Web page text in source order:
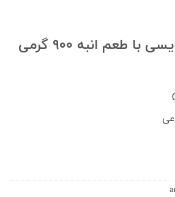
طعم انبه ۹۰۰ گرمی